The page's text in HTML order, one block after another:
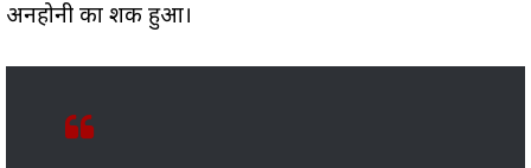
अनहोनी का शक हुआ।